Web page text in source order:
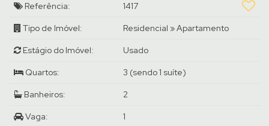
Referência: 1417
Tipo de Imóvel: Residencial »Apartamento
Estágio do Imóvel: Usado
Quartos: 3 (sendo 1 suíte)
Banheiros: 2
Vaga: 1